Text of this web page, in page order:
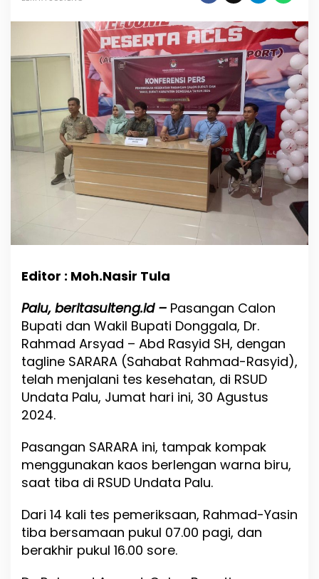
g
a
l
a
R
a
h
m
a
d
A
r
s
y
:
e
y
a
n
n
R
s
d
a
a
i
M
d
Editor : Moh.Nasir Tula
Palu, beritasulteng.id – Pasangan Calon
Bupati dan Wakil Bupati Donggala, Dr.
Rahmad Arsyad – Abd Rasyid SH, dengan
tagline SARARA (Sahabat Rahmad-Rasyid),
telah menjalani tes kesehatan, di RSUD
Undata Palu, Jumat hari ini, 30 Agustus
2024.
Pasangan SARARA ini, tampak kompak
menggunakan kaos berlengan warna biru,
saat tiba di RSUD Undata Palu.
Dari 14 kali tes pemeriksaan, Rahmad-Yasin
tiba bersamaan pukul 07.00 pagi, dan
berakhir pukul 16.00 sore.